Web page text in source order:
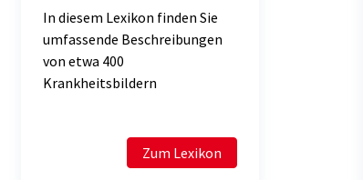
In diesem Lexikon finden Sie
umfassende Beschreibungen
von etwa 400
Krankheitsbildern
Zum Lexikon